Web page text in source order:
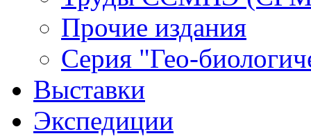
Прочие издания
Серия "Гео-
Выставки
Экспедиции